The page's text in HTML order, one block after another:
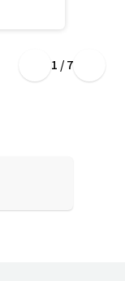
1 / 7